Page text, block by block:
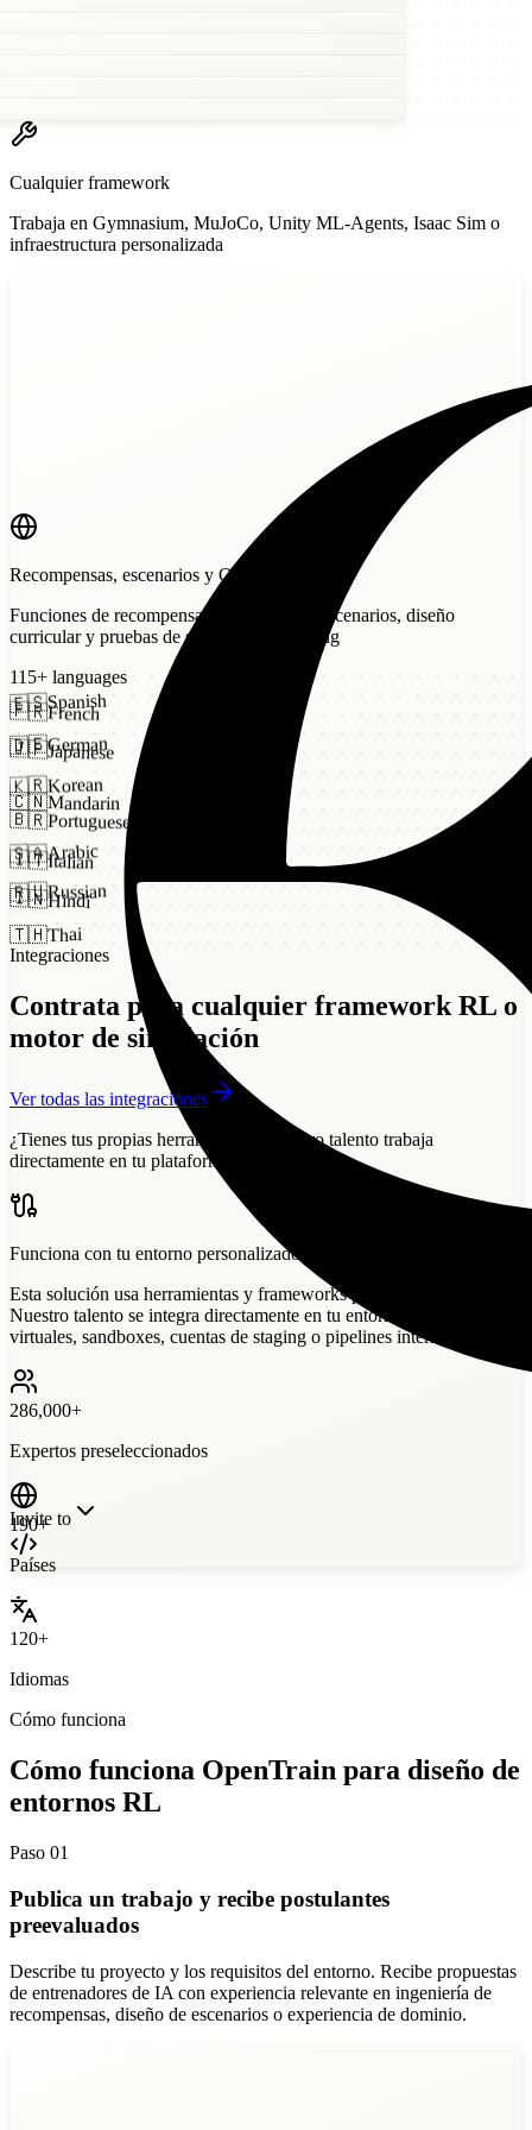
Cualquier framework
Trabaja en Gymnasium, MuJoCo, Unity ML-Agents, Isaac Sim o
infraestructura personalizada
Invite to
Recompensas, escenarios y QA
Funciones de recompensa, bibliotecas de escenarios, diseño
curricular y pruebas de specification gaming
115+ languages
🇪🇸Spanish
🇫🇷French
🇩🇪German
🇯🇵Japanese
🇰🇷Korean
🇨🇳Mandarin
🇧🇷Portuguese
🇸🇦Arabic
🇮🇹Italian
🇷🇺Russian
🇮🇳Hindi
🇹🇭Thai
Integraciones
Contrata para cualquier framework RL o
motor de simulación
Ver todas las integraciones
¿Tienes tus propias herramientas?
Nuestro talento trabaja
directamente en tu plataforma.
Funciona con tu entorno personalizado
Esta solución usa herramientas y frameworks personalizados.
Nuestro talento se integra directamente en tu entorno: máquinas
virtuales, sandboxes, cuentas de staging o pipelines internos.
286,000+
Expertos preseleccionados
190+
Países
120+
Idiomas
Cómo funciona
Cómo funciona OpenTrain para diseño de
entornos RL
Paso 01
Publica un trabajo y recibe postulantes
preevaluados
Describe tu proyecto y los requisitos del entorno. Recibe propuestas
de entrenadores de IA con experiencia relevante en ingeniería de
recompensas, diseño de escenarios o experiencia de dominio.